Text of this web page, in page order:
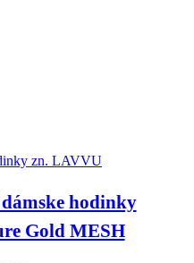
zn. LAVVU
hodinky
Gold MESH